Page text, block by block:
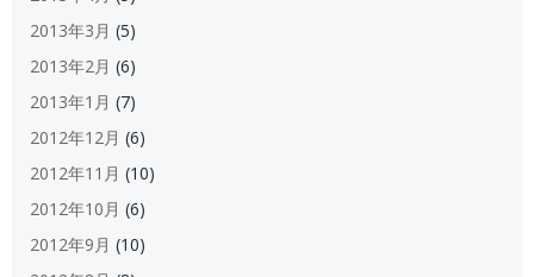
2013年3月 (5)
2013年2月 (6)
2013年1月 (7)
2012年12月 (6)
2012年11月 (10)
2012年10月 (6)
2012年9月 (10)